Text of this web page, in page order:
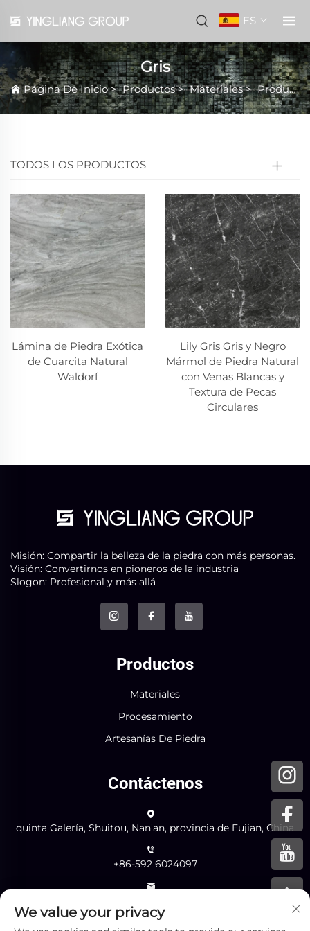
ES
Gris
Página De Inicio>Productos>Materiales>Productos destacados
TODOS LOS PRODUCTOS
Lámina de Piedra Exótica
de Cuarcita Natural
Waldorf
Lily Gris Gris y Negro
Mármol de Piedra Natural
con Venas Blancas y
Textura de Pecas
Circulares
Misión: Compartir la belleza de la piedra con más personas.
Visión: Convertirnos en pioneros de la industria
Slogon: Profesional y más allá
Productos
Materiales
Procesamiento
Artesanías De Piedra
Contáctenos
quinta Galería, Shuitou, Nan'an, provincia de Fujian, China
+86-592 6024097
We value your privacy